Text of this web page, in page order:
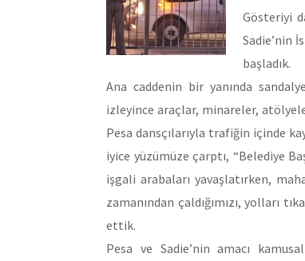
Gösteriyi
Sadie’nin
başladık.
Ana caddenin bir yanında
izleyince araçlar, minareler,
Pesa dansçılarıyla trafiğin içinde
iyice yüzümüze çarptı, “Belediye
işgali arabaları yavaşlatırken,
zamanından çaldığımızı, yolları
ettik.
Pesa ve Sadie’nin amacı